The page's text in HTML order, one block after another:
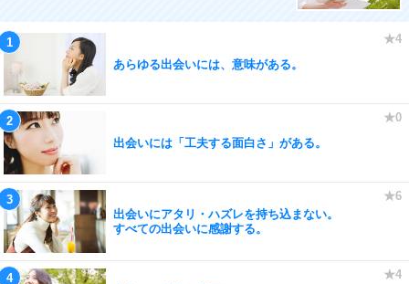
あらゆる出会いには、意味がある。
出会いには「工夫する面白さ」がある。
出会いにアタリ・ハズレを持ち込まない。
すべての出会いに感謝する。